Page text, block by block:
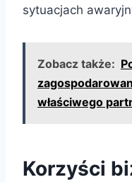
sytuacjach
Zobacz także:
właściwego
Korzyści